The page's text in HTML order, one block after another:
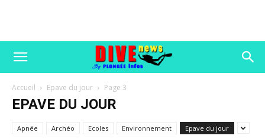
Accueil Epave du jour Page 3
EPAVE DU JOUR
Apnée Archéo Ecoles Environnement Epave du jour